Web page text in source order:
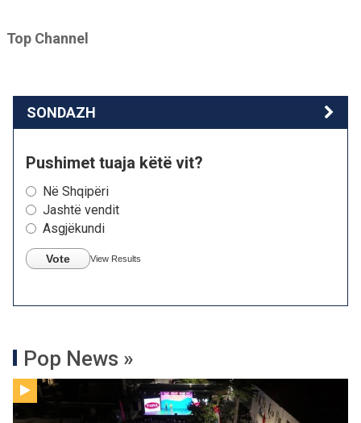
Top Channel
SONDAZH
Pushimet tuaja këtë vit?
Në Shqipëri
Jashtë vendit
Asgjëkundi
Vote View Results
Pop News »